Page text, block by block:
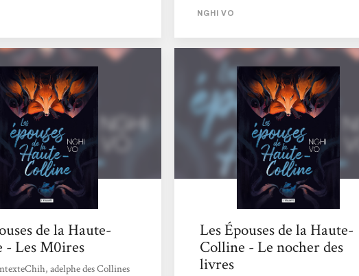
son talent pour tisser des
un acte de résistance.Nghi Vo
travail délicat autour des récits
la mémoire et des voix qu’on
facilement. Nghi Vo explore
la manière dont les femmes,
des rôles imposés,...
prend au jeu de cette plongée dans les
Collines chantantes et du destin de
Nhung. Le destin d’une jeune femme Et
justement l’histoire va beaucoup tourner
autour de Pham Nhung, qui part à la
rencontre de son futur époux. Mais dans
ténèbres...
NGHI VO
de la Haute-
- Les M0ires
adelphe des Collines
Les Épouses de la Haute-
Colline - Le nocher des
livres